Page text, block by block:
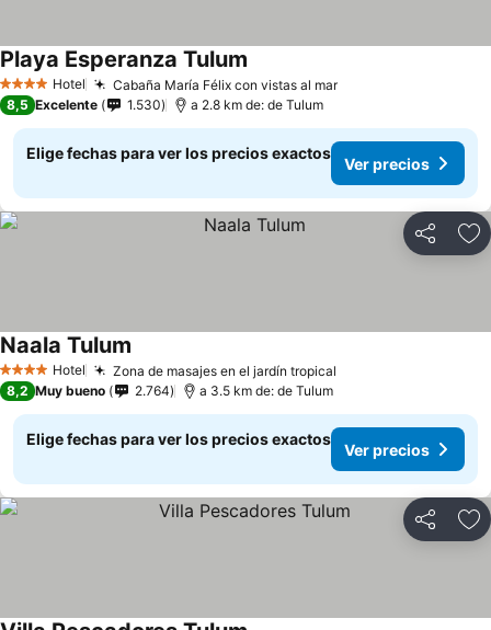
4 EstrellasHotel Cabaña María Félix con vistas al mar
Playa Esperanza Tulum
8,5 Excelente 1.530 a 2.8 km de: de Tulum
Elige fechas para ver los precios exactos
Ver precios
Compartir
4 EstrellasHotel Zona de masajes en el jardín tropical
Naala Tulum
8,2 Muy bueno 2.764 a 3.5 km de: de Tulum
Elige fechas para ver los precios exactos
Ver precios
Compartir